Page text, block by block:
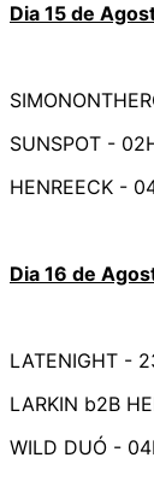
Dia 15 de
SUNSPOT -
HENREECK -
Dia 16 de
LATENIGHT -
LARKIN b2B
WILD DUÓ -